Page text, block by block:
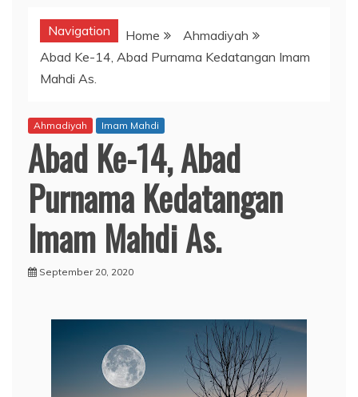
Navigation Home
Ahmadiyah
Abad Ke-14, Abad Purnama Kedatangan Imam
Mahdi As.
Ahmadiyah Imam Mahdi
Abad Ke-14, Abad
Purnama Kedatangan
Imam Mahdi As.
September 20, 2020